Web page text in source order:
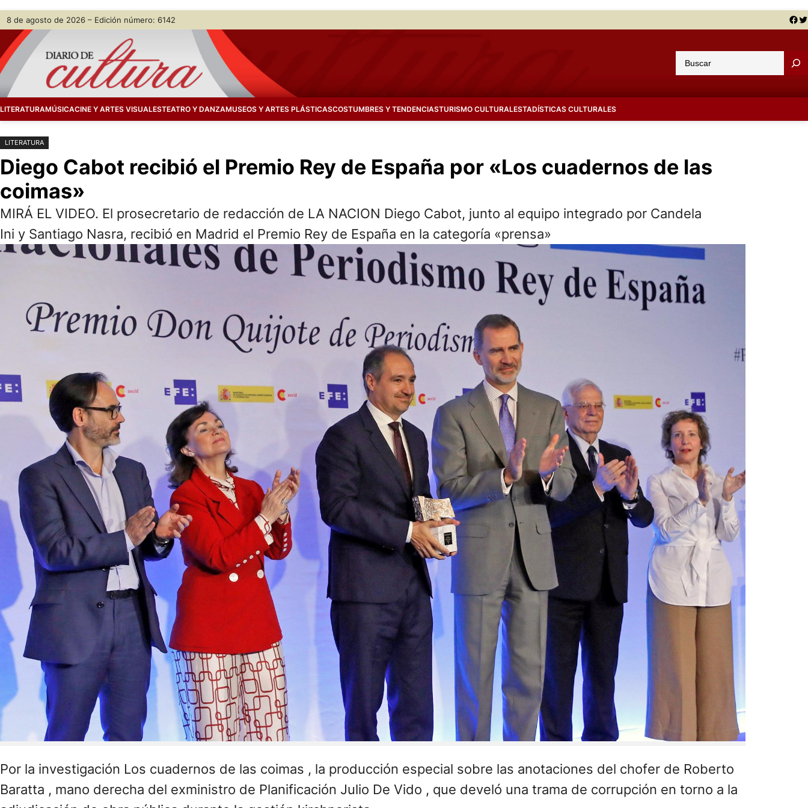
Saltar
contenido
Skip
content
8 de agosto de 2026 – Edición número: 6142 Facebook Twitter
u
a
LITERATURAMÚSICACINE Y ARTES VISUALESTEATRO Y DANZAMUSEOS Y ARTES PLÁSTICASCOSTUMBRES Y TENDENCIASTURISMO CULTURALESTADÍSTICAS CULTURALES
LITERATURA
Diego Cabot recibió el Premio Rey de España por «Los cuadernos de las
coimas»
MIRÁ EL VIDEO. El prosecretario de redacción de LA NACION Diego Cabot, junto al equipo integrado por Candela
Ini y Santiago Nasra, recibió en Madrid el Premio Rey de España en la categoría «prensa»
Por la investigación Los cuadernos de las coimas , la producción especial sobre las anotaciones del chofer de Roberto
Baratta , mano derecha del exministro de Planificación Julio De Vido , que develó una trama de corrupción en torno a la